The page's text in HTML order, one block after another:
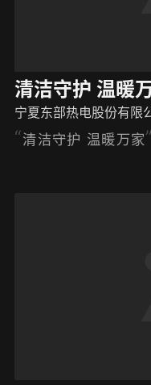
清洁守护 温暖
宁夏东部热电股份有限
清洁守护 温暖万家